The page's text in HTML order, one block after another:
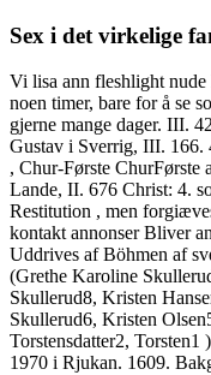
Sex i det virkelige
Vi lisa ann fleshlight nude
noen timer, bare for å se
gjerne mange dager. III.
Gustav i Sverrig, III. 166.
, Chur-Første ChurFørste
Lande, II. 676 Christ: 4.
Restitution , men
kontakt annonser Bliver
Uddrives af Böhmen af
(Grethe Karoline
Skullerud8, Kristen
Skullerud6, Kristen
Torstensdatter2, Torsten1
1970 i Rjukan. 1609.